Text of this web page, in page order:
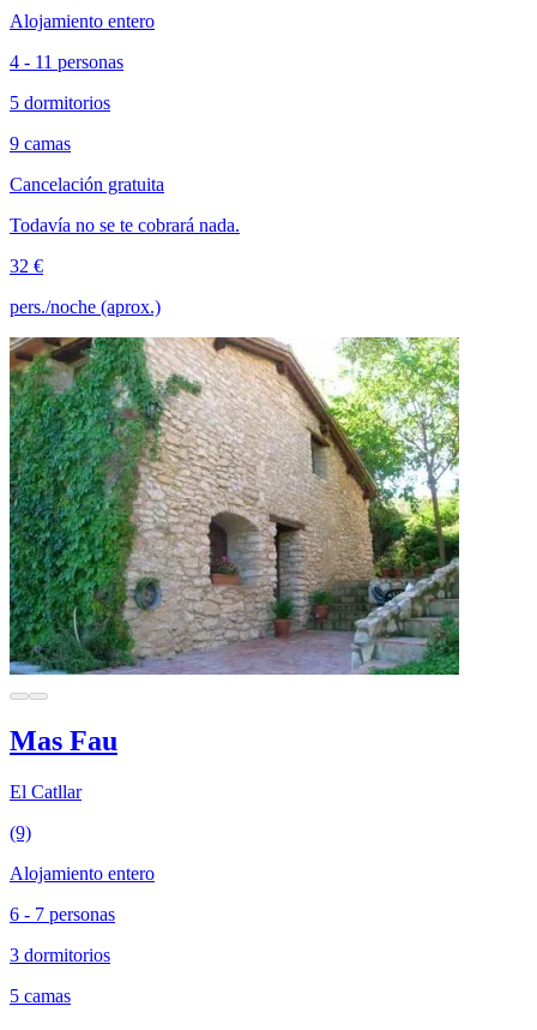
Alojamiento entero
4 - 11 personas
5 dormitorios
9 camas
Cancelación gratuita
Todavía no se te cobrará nada.
32 €
pers./noche (aprox.)
Mas Fau
El Catllar
(9)
Alojamiento entero
6 - 7 personas
3 dormitorios
5 camas